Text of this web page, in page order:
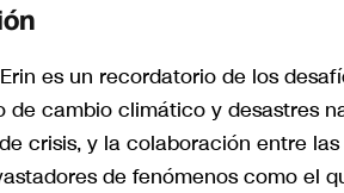
es un recordatorio de los
de cambio climático y desastres
crisis, y la colaboración entre
de fenómenos como el